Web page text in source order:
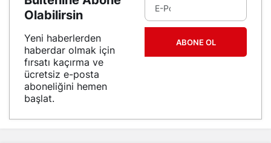
Olabilirsin
Yeni haberlerden
haberdar olmak için
fırsatı kaçırma ve
ücretsiz e-posta
aboneliğini hemen
başlat.
ABONE OL